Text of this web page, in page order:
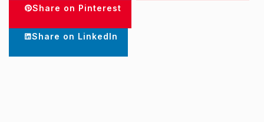
Share on Pinterest
Share on LinkedIn